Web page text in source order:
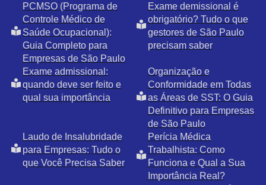
PCMSO (Programa de
Controle Médico de
Saúde Ocupacional):
Guia Completo para
Empresas de São Paulo
Exame demissional é
obrigatório? Tudo o que
gestores de São Paulo
precisam saber
Exame admissional:
quando deve ser feito e
qual sua importância
Organização e
Conformidade em Todas
as Áreas de SST: O Guia
Definitivo para Empresas
de São Paulo
Laudo de Insalubridade
para Empresas: Tudo o
que Você Precisa Saber
Perícia Médica
Trabalhista: Como
Funciona e Qual a Sua
Importância Real?